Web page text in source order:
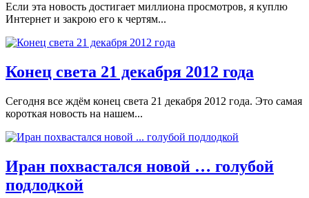
Если эта новость достигает миллиона просмотров, я куплю
Интернет и закрою его к чертям...
Конец света 21 декабря 2012 года
Сегодня все ждём конец света 21 декабря 2012 года. Это самая
короткая новость на нашем...
Иран похвастался новой … голубой
подлодкой